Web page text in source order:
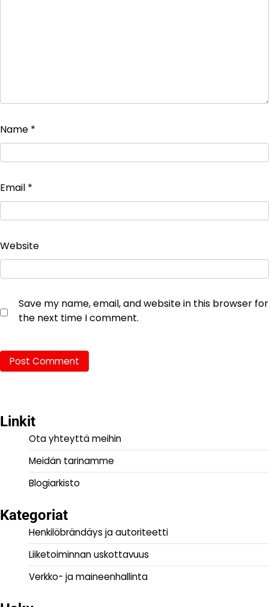
Name *
Email *
Website
Save my name, email, and website in this browser for
the next time I comment.
Linkit
Ota yhteyttä meihin
Meidän tarinamme
Blogiarkisto
Kategoriat
Henkilöbrändäys ja autoriteetti
Liiketoiminnan uskottavuus
Verkko- ja maineenhallinta